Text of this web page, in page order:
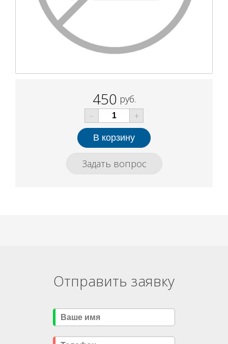
450 руб.
-
+
Задать вопрос
Отправить заявку